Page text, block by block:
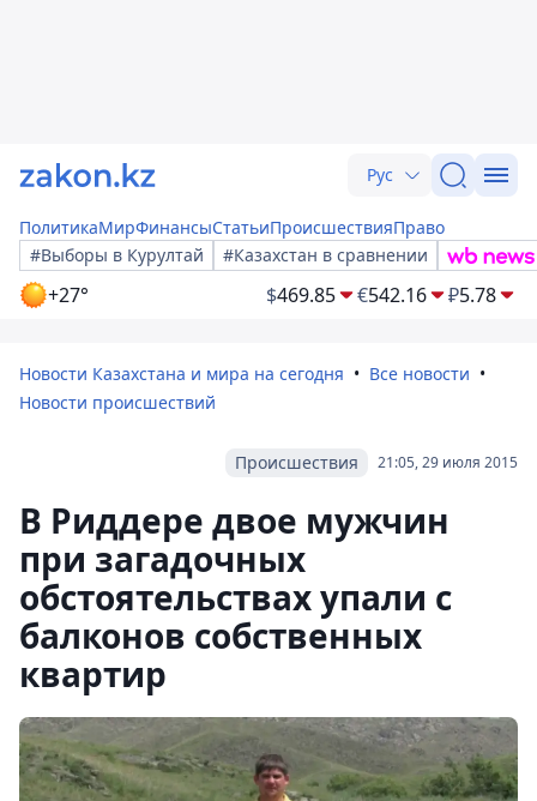
Рус
ПолитикаМирФинансыСтатьиПроисшествияПраво
#Выборы в Курултай
#Казахстан в сравнении
+27° $469.85 €542.16 ₽5.78
Новости Казахстана и мира на сегодня
Все новости
Новости происшествий
21:05, 29 июля 2015
Происшествия
В Риддере двое мужчин
при загадочных
обстоятельствах упали с
балконов собственных
квартир